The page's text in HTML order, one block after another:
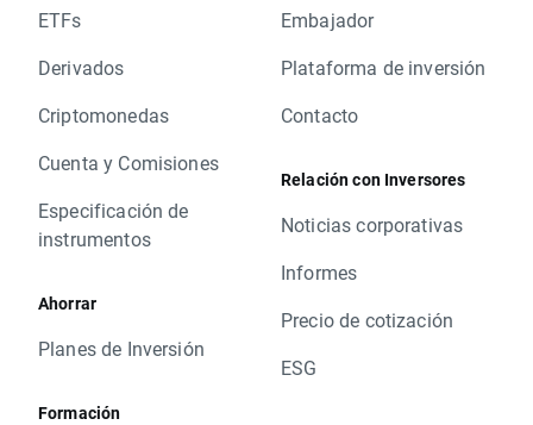
ETFs
Derivados
Criptomonedas
Cuenta y Comisiones
Especificación de
instrumentos
Ahorrar
Planes de Inversión
Formación
Embajador
Plataforma de inversión
Contacto
Relación con Inversores
Noticias corporativas
Informes
Precio de cotización
ESG